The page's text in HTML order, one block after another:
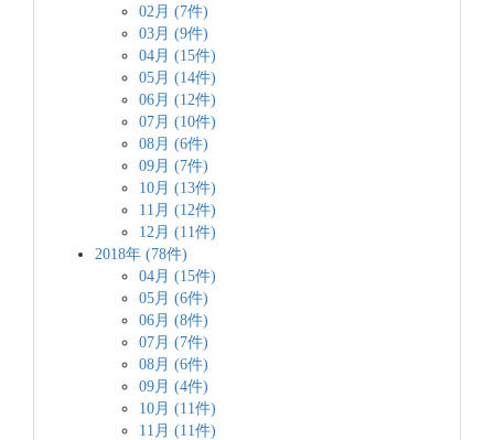
02月 (7件)
03月 (9件)
04月 (15件)
05月 (14件)
06月 (12件)
07月 (10件)
08月 (6件)
09月 (7件)
10月 (13件)
11月 (12件)
12月 (11件)
2018年 (78件)
04月 (15件)
05月 (6件)
06月 (8件)
07月 (7件)
08月 (6件)
09月 (4件)
10月 (11件)
11月 (11件)